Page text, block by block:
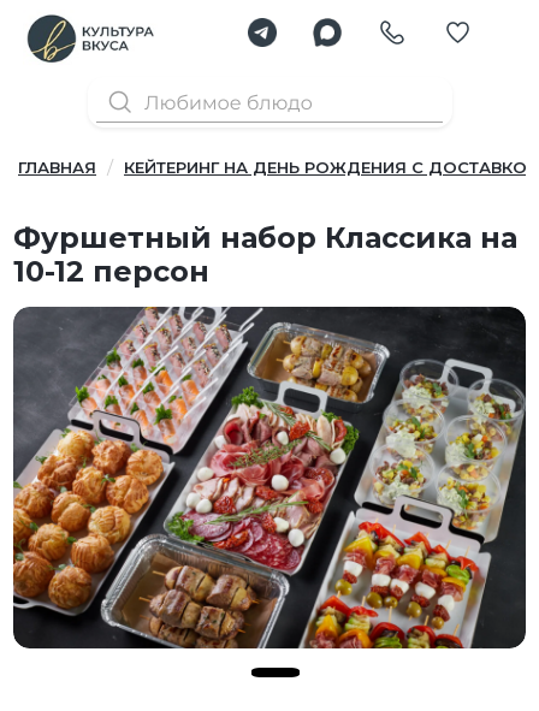
ГЛАВНАЯ КЕЙТЕРИНГ НА ДЕНЬ РОЖДЕНИЯ С ДОСТАВКОЙ
Фуршетный набор Классика на
10-12 персон